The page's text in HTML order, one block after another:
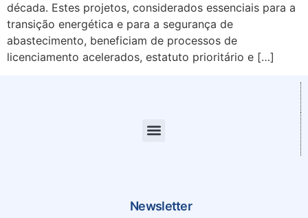
década. Estes projetos, considerados essenciais para a
transição energética e para a segurança de
abastecimento, beneficiam de processos de
licenciamento acelerados, estatuto prioritário e […]
Newsletter